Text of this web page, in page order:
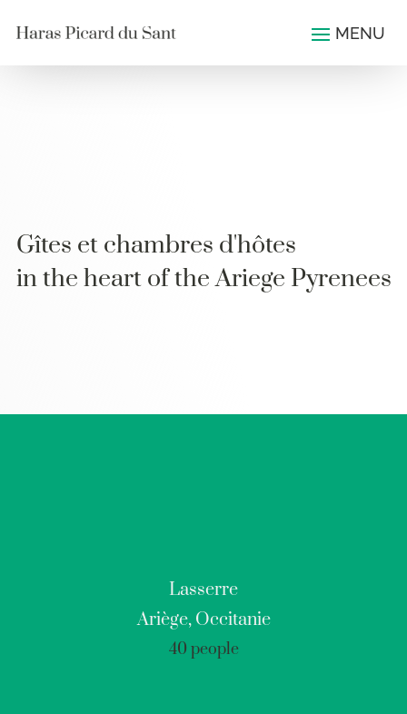
Gîtes et chambres d'hôtes
in the heart of the Ariege Pyrenees
Lasserre
Ariège, Occitanie
40 people